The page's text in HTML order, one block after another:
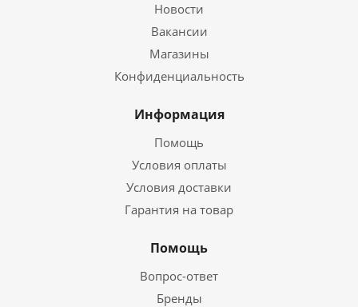
Новости
Вакансии
Магазины
Конфиденциальность
Информация
Помощь
Условия оплаты
Условия доставки
Гарантия на товар
Помощь
Вопрос-ответ
Бренды